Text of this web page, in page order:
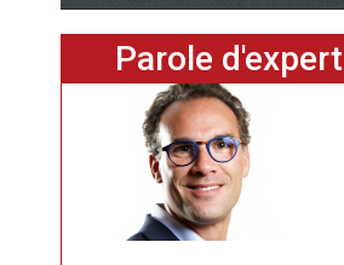
Parole d'expert